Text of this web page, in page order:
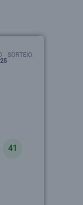
SORTEIO:
41